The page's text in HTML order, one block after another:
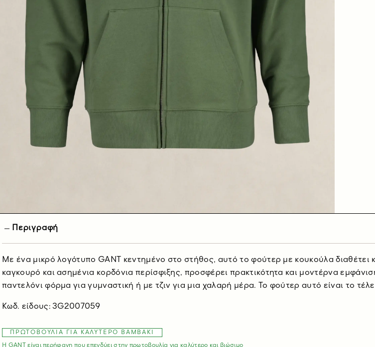
Περιγραφή
Με ένα μικρό λογότυπο GANT κεντημένο στο στήθος, αυτό το φούτερ με κουκούλα
καγκουρό και ασημένια κορδόνια περίσφιξης, προσφέρει πρακτικότητα και μοντέρνα
παντελόνι φόρμα για γυμναστική ή με τζιν για μια χαλαρή μέρα. Το φούτερ αυτό είναι το
Κωδ. είδους: 3G2007059
ΠΡΩΤΟΒΟΥΛΊΑ ΓΙΑ ΚΑΛΎΤΕΡΟ ΒΑΜΒΆΚΙ
Η GANT είναι περήφανη που επενδύει στην πρωτοβουλία για καλύτερο και βιώσιμο